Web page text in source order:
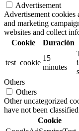
Advertisement
Advertisement cookies
and marketing
websites and collect
Cookie
Duración
test_cookie
15
minutes
Others
Others
Other uncategorized
have not been
Cookie